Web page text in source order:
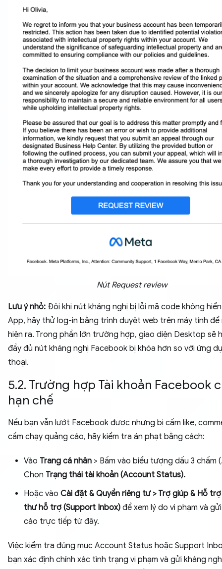
Nút Request review
Lưu ý nhỏ: Đôi khi nút kháng nghị bị lỗi mã code không
App, hãy thử log-in bằng trình duyệt web trên máy tính để
hiện ra. Trong phần lớn trường hợp, giao diện Desktop sẽ
đầy đủ nút kháng nghị Facebook bị khóa hơn so với ứng
thoại.
5.2. Trường hợp Tài khoản Facebook
hạn chế
Nếu bạn vẫn lướt Facebook được nhưng bị cấm like,
cấm chạy quảng cáo, hãy kiểm tra án phạt bằng cách:
Vào Trang cá nhân > Bấm vào biểu tượng dấu 3 chấm
Chọn Trạng thái tài khoản (Account Status).
Hoặc vào Cài đặt & Quyền riêng tư > Trợ giúp & Hỗ
thư hỗ trợ (Support Inbox) để xem lý do vi phạm và
cáo trực tiếp từ đây.
Việc kiểm tra đúng mục Account Status hoặc Support
bạn xác định chính xác tình trạng vi phạm và gửi kháng